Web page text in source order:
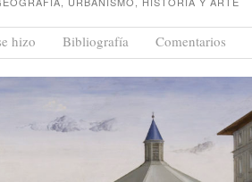
hizo Bibliografía Comentarios